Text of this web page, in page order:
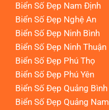
Biển Số Đẹp Nam Định
Biển Số Đẹp Nghệ An
Biển Số Đẹp Ninh Bình
Biển Số Đẹp Ninh Thuận
Biển Số Đẹp Phú Thọ
Biển Số Đẹp Phú Yên
Biển Số Đẹp Quảng Bình
Biển Số Đẹp Quảng Nam